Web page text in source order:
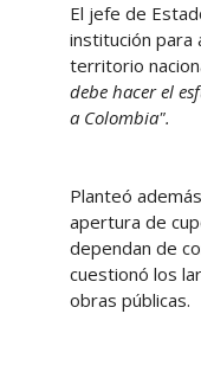
El jefe de
institución para
territorio
debe hacer el
a Colombia".
Planteó
apertura de
dependan de
cuestionó los
obras públicas.